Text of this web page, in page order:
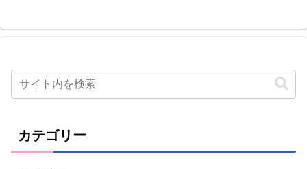
カテゴリー